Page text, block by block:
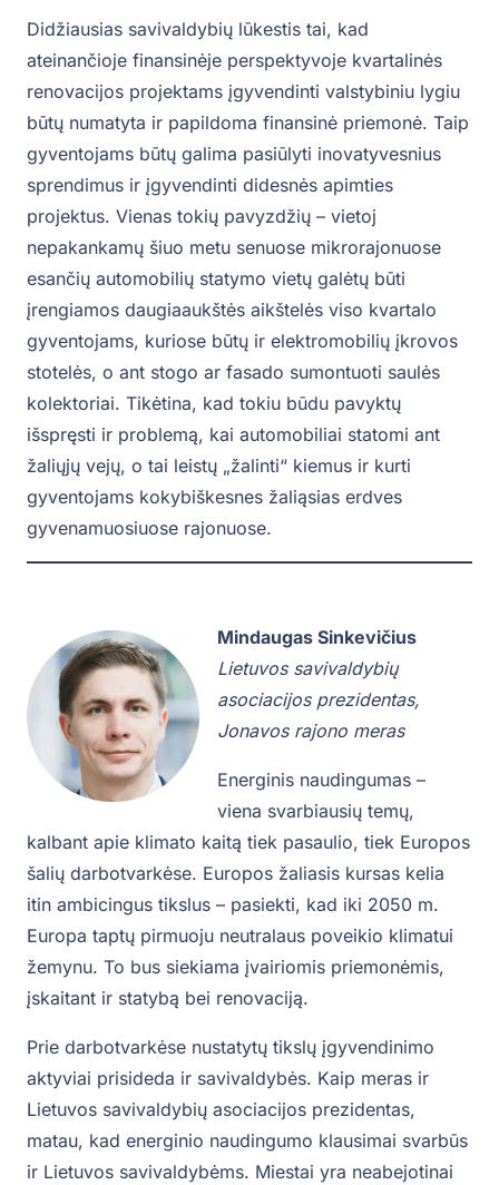
Didžiausias savivaldybių lūkestis tai, kad
ateinančioje finansinėje perspektyvoje kvartalinės
renovacijos projektams įgyvendinti valstybiniu lygiu
būtų numatyta ir papildoma finansinė priemonė. Taip
gyventojams būtų galima pasiūlyti inovatyvesnius
sprendimus ir įgyvendinti didesnės apimties
projektus. Vienas tokių pavyzdžių – vietoj
nepakankamų šiuo metu senuose mikrorajonuose
esančių automobilių statymo vietų galėtų būti
įrengiamos daugiaaukštės aikštelės viso kvartalo
gyventojams, kuriose būtų ir elektromobilių įkrovos
stotelės, o ant stogo ar fasado sumontuoti saulės
kolektoriai. Tikėtina, kad tokiu būdu pavyktų
išspręsti ir problemą, kai automobiliai statomi ant
žaliųjų vejų, o tai leistų „žalinti“ kiemus ir kurti
gyventojams kokybiškesnes žaliąsias erdves
gyvenamuosiuose rajonuose.
Mindaugas Sinkevičius
Lietuvos savivaldybių
asociacijos prezidentas,
Jonavos rajono meras
Energinis naudingumas –
viena svarbiausių temų,
kalbant apie klimato kaitą tiek pasaulio, tiek Europos
šalių darbotvarkėse. Europos žaliasis kursas kelia
itin ambicingus tikslus – pasiekti, kad iki 2050 m.
Europa taptų pirmuoju neutralaus poveikio klimatui
žemynu. To bus siekiama įvairiomis priemonėmis,
įskaitant ir statybą bei renovaciją.
Prie darbotvarkėse nustatytų tikslų įgyvendinimo
aktyviai prisideda ir savivaldybės. Kaip meras ir
Lietuvos savivaldybių asociacijos prezidentas,
matau, kad energinio naudingumo klausimai svarbūs
ir Lietuvos savivaldybėms. Miestai yra neabejotinai